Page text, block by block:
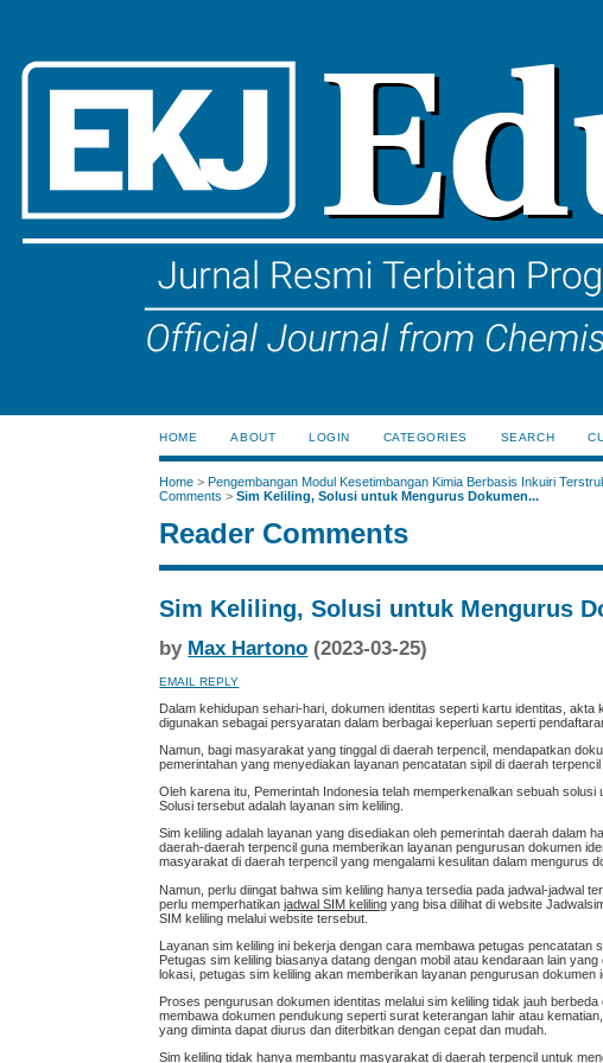
HOME ABOUT LOGIN CATEGORIES SEARCH
Home >Pengembangan Modul Kesetimbangan Kimia Berbasis Inkuiri
Comments >Sim Keliling, Solusi untuk Mengurus Dokumen...
Reader Comments
Sim Keliling, Solusi untuk Mengurus
by Max Hartono (2023-03-25)
EMAIL REPLY
Dalam kehidupan sehari-hari, dokumen identitas seperti kartu identitas,
digunakan sebagai persyaratan dalam berbagai keperluan seperti
Namun, bagi masyarakat yang tinggal di daerah terpencil, mendapatkan
pemerintahan yang menyediakan layanan pencatatan sipil di daerah
Oleh karena itu, Pemerintah Indonesia telah memperkenalkan sebuah
Solusi tersebut adalah layanan sim keliling.
Sim keliling adalah layanan yang disediakan oleh pemerintah daerah dalam
daerah-daerah terpencil guna memberikan layanan pengurusan dokumen
masyarakat di daerah terpencil yang mengalami kesulitan dalam mengurus
Namun, perlu diingat bahwa sim keliling hanya tersedia pada jadwal-jadwal
perlu memperhatikanjadwal SIM keliling yang bisa dilihat di website
SIM keliling melalui website tersebut.
Layanan sim keliling ini bekerja dengan cara membawa petugas
Petugas sim keliling biasanya datang dengan mobil atau kendaraan lain
lokasi, petugas sim keliling akan memberikan layanan pengurusan
Proses pengurusan dokumen identitas melalui sim keliling tidak jauh
membawa dokumen pendukung seperti surat keterangan lahir atau
yang diminta dapat diurus dan diterbitkan dengan cepat dan mudah.
Sim keliling tidak hanya membantu masyarakat di daerah terpencil untuk